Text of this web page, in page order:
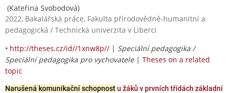
(Kateřina Svobodová)
2022, Bakalářská práce, Fakulta přírodovědně-humanitní a
pedagogická / Technická univerzita v Liberci
• http://theses.cz/id//1xnw8p// | Speciální pedagogika /
Speciální pedagogika pro vychovatele| Theses on a related
topic
Narušená komunikační schopnostu žáků v prvních třídách základní